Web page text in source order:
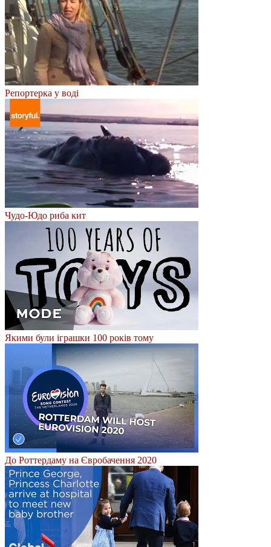
Репортерка у воді
Чудо-Юдо риба кит
Якими були іграшки 100 років тому
До Роттердаму на Євробачення 2020